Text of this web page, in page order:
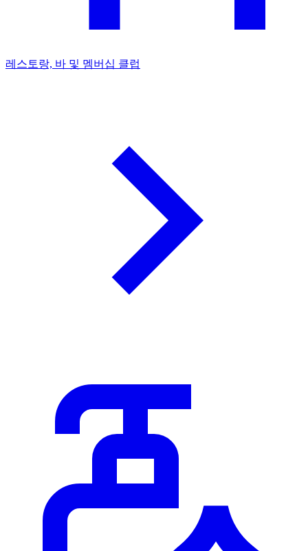
레스토랑, 바 및 멤버십 클럽